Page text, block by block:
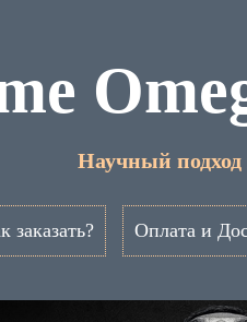
Научный подход
заказать? Оплата и